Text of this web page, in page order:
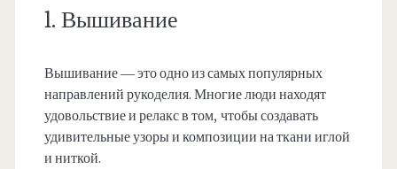
1. Вышивание
Вышивание — это одно из самых популярных
направлений рукоделия. Многие люди находят
удовольствие и релакс в том, чтобы создавать
удивительные узоры и композиции на ткани иглой
и ниткой.